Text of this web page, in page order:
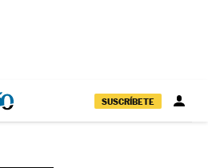
SUSCRÍBETE